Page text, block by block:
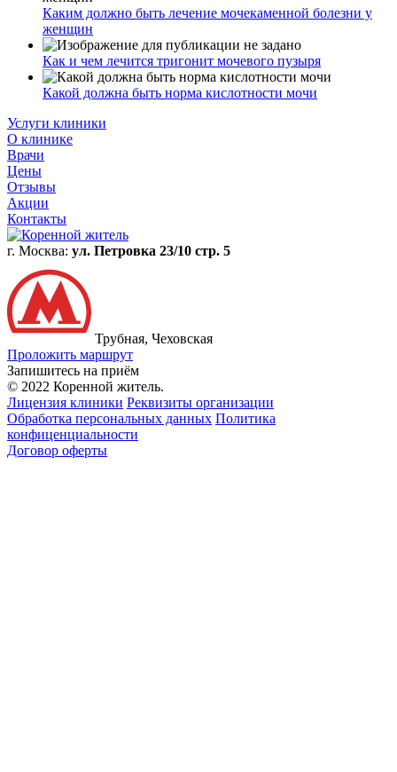
Каким должно быть лечение мочекаменной болезни у
женщин
Как и чем лечится тригонит мочевого пузыря
Какой должна быть норма кислотности мочи
Услуги клиники
О клинике
Врачи
Цены
Отзывы
Акции
Контакты
г. Москва: ул. Петровка 23/10 стр. 5
Трубная, Чеховская
Проложить маршрут
Запишитесь на приём
© 2022 Коренной житель.
Лицензия клиники Реквизиты организации
Обработка персональных данных Политика
конфиценциальности
Договор оферты